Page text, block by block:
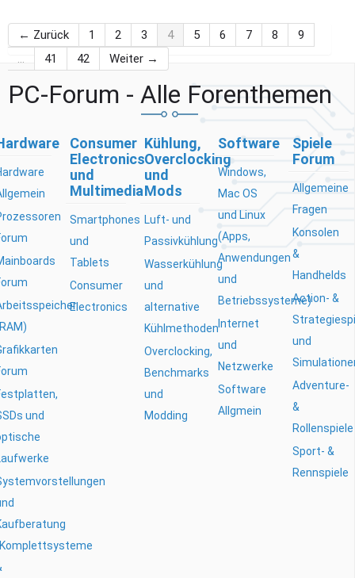
← Zurück 1 2 3 4 5 6 7 8
9
…
41 42 Weiter →
PC-Forum - Alle Forenthemen
und
Consumer
Electronics
und
Multimedia
Smartphones
und
Tablets
Consumer
Electronics
Kühlung,
Overclocking
und
Mods
Luft- und
Passivkühlung
Wasserkühlung
und
alternative
Kühlmethoden
Overclocking,
Benchmarks
und
Modding
Software
Windows,
Mac OS
und Linux
(Apps,
Anwendungen
und
Betriebssysteme)
Internet
und
Netzwerke
Software
Allgmein
Spiele
Forum
Allgemeine
Fragen
Konsolen
&
Handhelds
Action- &
und
Adventure-
&
Rollenspiele
Sport- &
Rennspiele